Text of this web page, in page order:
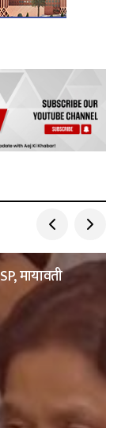
मायावती